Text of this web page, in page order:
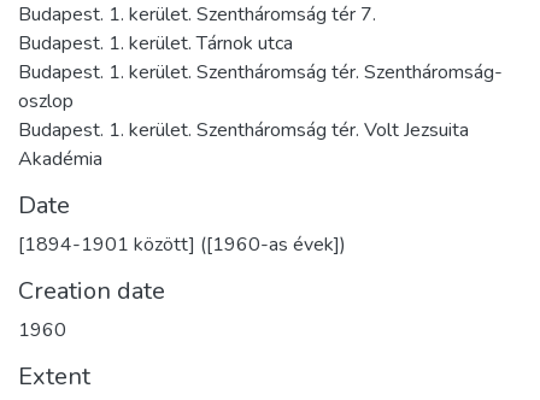
Budapest. 1. kerület. Szentháromság tér 7.
Budapest. 1. kerület. Tárnok utca
Budapest. 1. kerület. Szentháromság tér. Szentháromság-
oszlop
Budapest. 1. kerület. Szentháromság tér. Volt Jezsuita
Akadémia
Date
[1894-1901 között] ([1960-as évek])
Creation date
1960
Extent